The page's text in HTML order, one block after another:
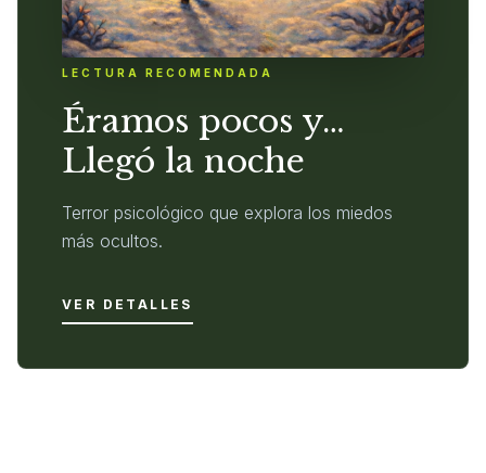
LECTURA RECOMENDADA
Éramos pocos y…
Llegó la noche
Terror psicológico que explora los miedos
más ocultos.
VER DETALLES